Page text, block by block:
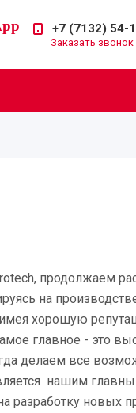
+7 (7132) 54-
Заказать звонок
продолжаем
на
хорошую
главное - это
делаем все
нашим
разработку новых